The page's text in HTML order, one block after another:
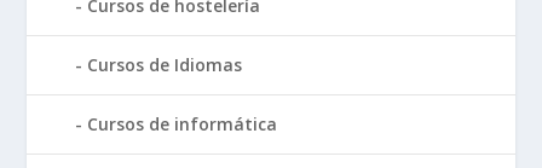
Cursos de hostelería
Cursos de Idiomas
Cursos de informática